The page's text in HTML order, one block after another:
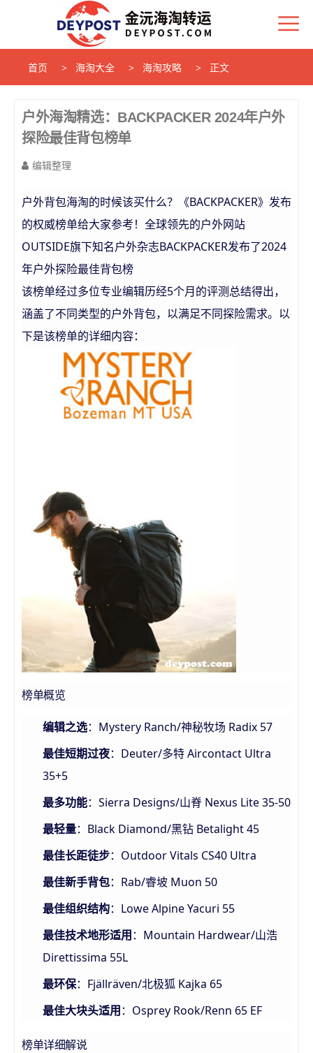
首页 海淘大全 海淘攻略 正文
户外海淘精选：BACKPACKER 2024年户外
探险最佳背包榜单
编辑整理
户外背包海淘的时候该买什么？《BACKPACKER》发布
的权威榜单给大家参考！全球领先的户外网站
OUTSIDE旗下知名户外杂志BACKPACKER发布了2024
年户外探险最佳背包榜
该榜单经过多位专业编辑历经5个月的评测总结得出，
涵盖了不同类型的户外背包，以满足不同探险需求。以
下是该榜单的详细内容：
榜单概览
编辑之选：Mystery Ranch/神秘牧场 Radix 57
最佳短期过夜：Deuter/多特 Aircontact Ultra
35+5
最多功能：Sierra Designs/山脊 Nexus Lite 35-50
最轻量：Black Diamond/黑钻 Betalight 45
最佳长距徒步：Outdoor Vitals CS40 Ultra
最佳新手背包：Rab/睿坡 Muon 50
最佳组织结构：Lowe Alpine Yacuri 55
最佳技术地形适用 ：Mountain Hardwear/山浩
Direttissima 55L
最环保：Fjällräven/北极狐 Kajka 65
最佳大块头适用 ：Osprey Rook/Renn 65 EF
榜单详细解说